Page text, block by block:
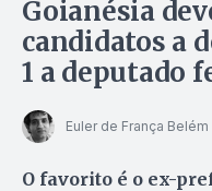
Goianésia
candidatos a
1 a deputado
Euler de França Belém
O favorito é o ex-